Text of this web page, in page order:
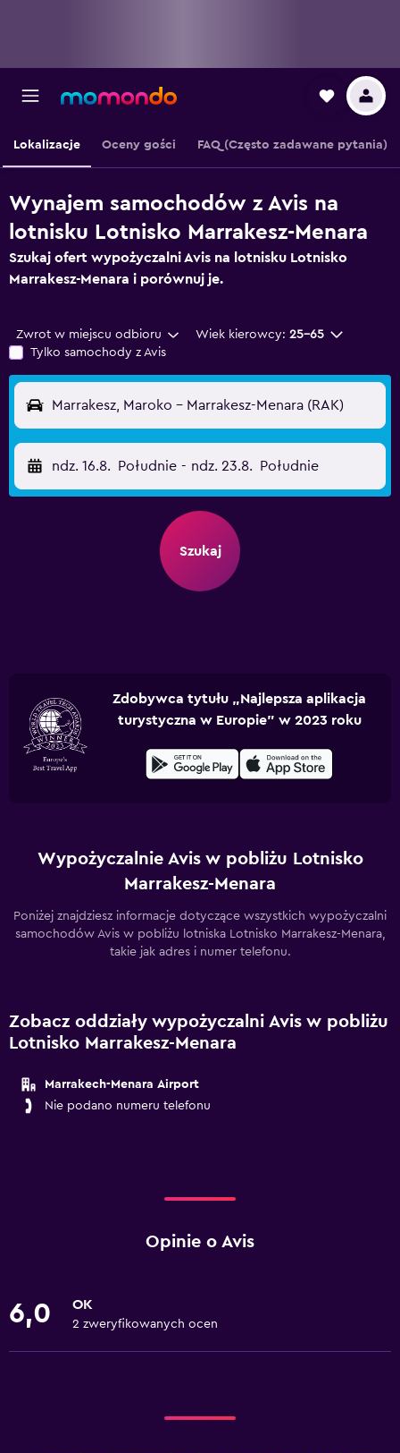
Lokalizacje Oceny gości FAQ (Często zadawane pytania)
Wynajem samochodów z Avis na
lotnisku Lotnisko Marrakesz-Menara
Szukaj ofert wypożyczalni Avis na lotnisku Lotnisko
Marrakesz-Menara i porównuj je.
Zwrot w miejscu odbioru Wiek kierowcy: 25-65
Tylko samochody z Avis
Marrakesz, Maroko - Marrakesz-Menara (RAK)
ndz. 16.8. Południe - ndz. 23.8. Południe
Szukaj
Zdobywca tytułu „Najlepsza aplikacja
turystyczna w Europie” w 2023 roku
Wypożyczalnie Avis w pobliżu Lotnisko
Marrakesz-Menara
Poniżej znajdziesz informacje dotyczące wszystkich wypożyczalni
samochodów Avis w pobliżu lotniska Lotnisko Marrakesz-Menara,
takie jak adres i numer telefonu.
Zobacz oddziały wypożyczalni Avis w pobliżu
Lotnisko Marrakesz-Menara
Marrakech-Menara Airport
Nie podano numeru telefonu
Opinie o Avis
6,0 OK
2 zweryfikowanych ocen